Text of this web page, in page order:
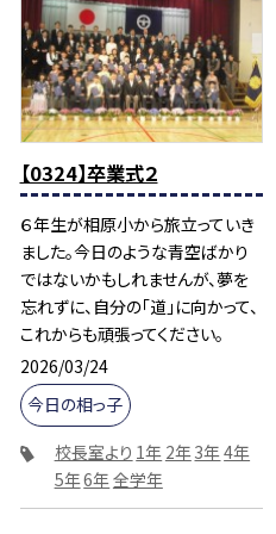
【0324】卒業式２
６年生が相原小から旅立っていき
ました。今日のような青空ばかり
ではないかもしれませんが、夢を
忘れずに、自分の「道」に向かって、
これからも頑張ってください。
2026/03/24
今日の相っ子
校長室より 1年 2年3年4年
5年6年全学年